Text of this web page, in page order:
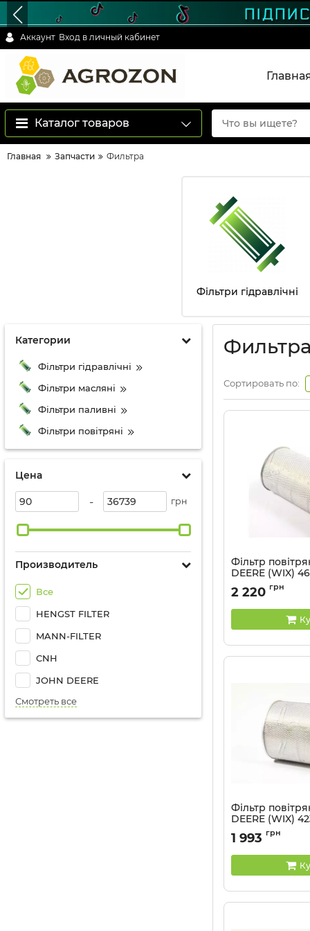
Аккаунт Вход в личный кабинет
Каталог товаров
Главная Запчасти Фильтра
Фільтри гідравлічні
Категории
Фільтри гідравлічні
Фільтри масляні
Фільтри паливні
Фільтри повітряні
Цена
- грн
Производитель
Все
HENGST FILTER
MANN-FILTER
CNH
JOHN DEERE
Смотреть все
Фильтра
Сортировать по:
Фільтр
DEERE (WIX)
Артикул: 46605 WIX
2 220 грн
Фільтр
DEERE (WIX)
Артикул: 42334 WIX
1 993 грн